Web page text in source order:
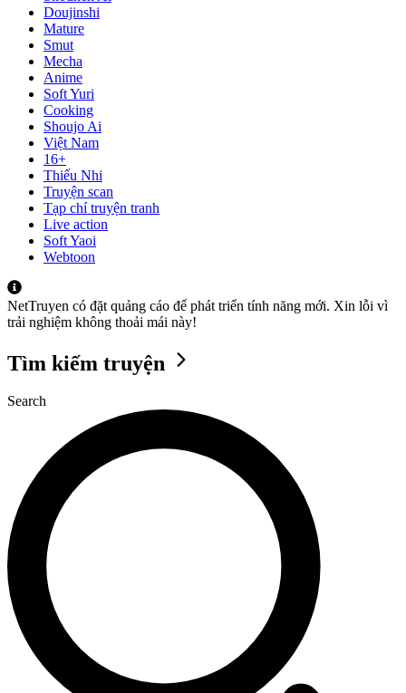
Doujinshi
Mature
Smut
Mecha
Anime
Soft Yuri
Cooking
Shoujo Ai
Việt Nam
16+
Thiếu Nhi
Truyện scan
Tạp chí truyện tranh
Live action
Soft Yaoi
Webtoon
NetTruyen có đặt quảng cáo để phát triển tính năng mới. Xin lỗi vì
trải nghiệm không thoải mái này!
Tìm kiếm truyện
Search